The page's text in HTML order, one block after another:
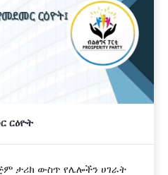
ርዕዮት
ታሪክ ውስጥ የሌሎችን ሀገራት